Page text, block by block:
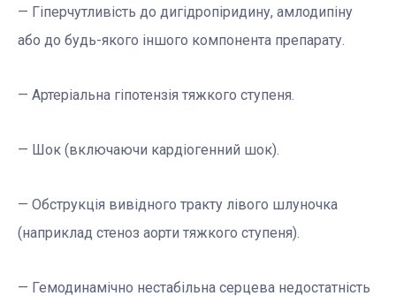
— Гіперчутливість до дигідропіридину, амлодипіну
або до будь-якого іншого компонента препарату.
— Артеріальна гіпотензія тяжкого ступеня.
— Шок (включаючи кардіогенний шок).
— Обструкція вивідного тракту лівого шлуночка
(наприклад стеноз аорти тяжкого ступеня).
— Гемодинамічно нестабільна серцева недостатність